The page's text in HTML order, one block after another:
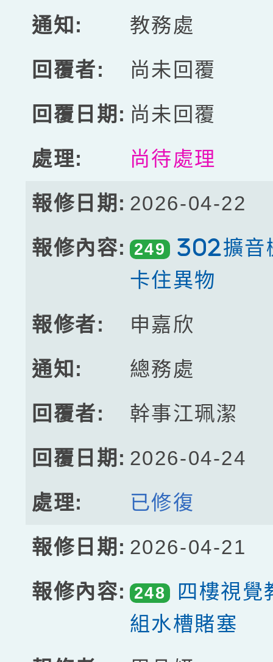
教務處
尚未回覆
尚未回覆
尚待處理
2026-04-22
249
302擴音
卡住異物
申嘉欣
總務處
幹事江珮潔
2026-04-24
已修復
2026-04-21
248
四樓視覺
組水槽賭塞